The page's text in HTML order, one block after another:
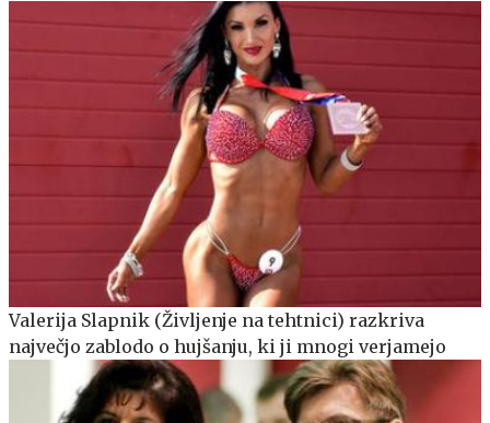
Valerija Slapnik (Življenje na tehtnici) razkriva
največjo zablodo o hujšanju, ki ji mnogi verjamejo